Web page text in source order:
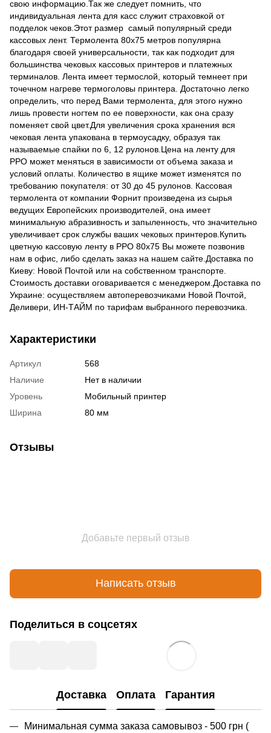
свою информацию.Так же следует помнить, что
индивидуальная лента для касс служит страховкой от
подделок чеков.Этот размер самый популярный среди
кассовых лент. Термолента 80х75 метров популярна
благодаря своей универсальности, так как подходит для
большинства чековых кассовых принтеров и платежных
терминалов. Лента имеет термослой, который темнеет при
точечном нагреве термоголовы принтера. Достаточно легко
определить, что перед Вами термолента, для этого нужно
лишь провести ногтем по ее поверхности, как она сразу
поменяет свой цвет.Для увеличения срока хранения вся
чековая лента упакована в термоусадку, образуя так
называемые спайки по 6, 12 рулонов.Цена на ленту для
РРО может меняться в зависимости от объема заказа и
условий оплаты. Количество в ящике может изменятся по
требованию покупателя: от 30 до 45 рулонов. Кассовая
термолента от компании Форнит произведена из сырья
ведущих Европейских производителей, она имеет
минимальную абразивность и запыленность, что значительно
увеличивает срок службы ваших чековых принтеров.Купить
цветную кассовую ленту в РРО 80х75 Вы можете позвонив
нам в офис, либо сделать заказ на нашем сайте.Доставка по
Киеву: Новой Почтой или на собственном транспорте.
Стоимость доставки оговаривается с менеджером.Доставка по
Украине: осуществляем автоперевозчиками Новой Почтой,
Деливери, ИН-ТАЙМ по тарифам выбранного перевозчика.
Характеристики
Артикул
568
Наличие
Нет в наличии
Уровень
Мобильный принтер
Ширина
80 мм
Отзывы
Добавьте первый отзыв
Написать отзыв
Поделиться в соцсетях
Доставка Оплата Гарантия
Минимальная сумма заказа самовывоз - 500 грн (